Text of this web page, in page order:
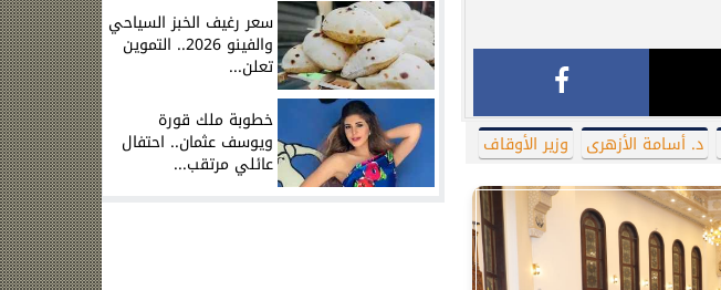
د. أسامة الأزهرى وزير الأوقاف
سعر رغيف الخبز السياحي
والفينو 2026.. التموين
تعلن...
خطوبة ملك قورة
ويوسف عثمان.. احتفال
عائلي مرتقب...